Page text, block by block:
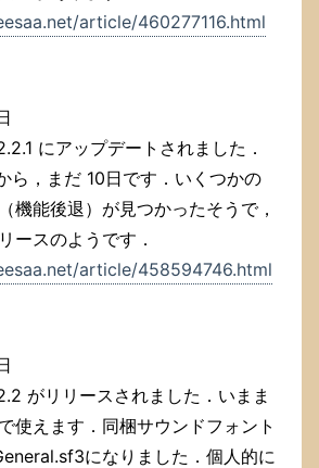
article/460277116.html
にアップデートされました．
ら，まだ 10日です．いくつかの
機能後退）が見つかったそうで，
ースのようです．
article/458594746.html
がリリースされました．いまま
使えます．同梱サウンドフォント
になりました．個人的に